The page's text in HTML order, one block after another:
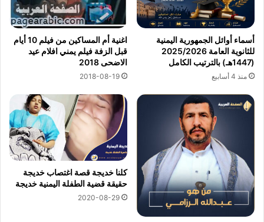
أسماء أوائل الجمهورية اليمنية
للثانوية العامة 2025/2026
(1447هـ) بالترتيب الكامل
منذ 4 أسابيع
اغنية أم المساكين من فيلم 10 أيام
قبل الزفة فيلم يمني افلام عيد
الاضحى 2018
2018-08-19
كلنا خديجة قصة اغتصاب خديجة
حقيقة قضية الطفلة اليمنية خديجة
2020-08-29